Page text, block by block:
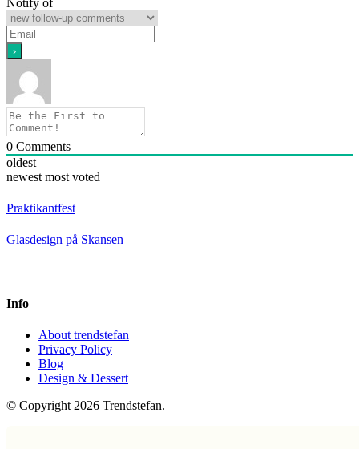
0 Comments
oldest
newest most voted
Praktikantfest
Glasdesign på Skansen
Info
About trendstefan
Privacy Policy
Blog
Design & Dessert
© Copyright 2026 Trendstefan.